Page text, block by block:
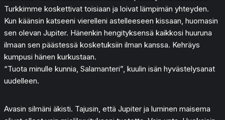
Turkkimme koskettivat toisiaan ja loivat lämpimän yhteyden.
Kun käänsin katseeni vierelleni astelleeseen kissaan, huomasin
sen olevan Jupiter. Hänenkin hengityksensä kaikkosi huuruna
ilmaan sen päästessä kosketuksiin ilman kanssa. Kehräys
kumpusi hänen kurkustaan.
“Tuota minulle kunnia, Salamanteri”, kuulin isän hyvästelysanat
uudelleen.
Avasin silmäni äkisti. Tajusin, että Jupiter ja luminen maisema